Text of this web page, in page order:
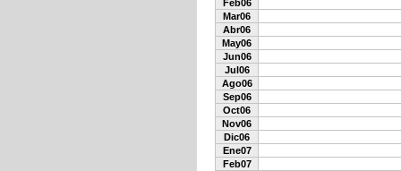
Feb06
Mar06
Abr06
May06
Jun06
Jul06
Ago06
Sep06
Oct06
Nov06
Dic06
Ene07
Feb07